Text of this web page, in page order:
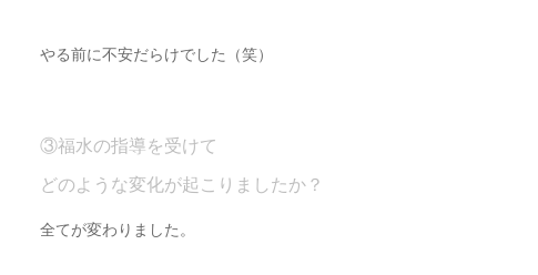
やる前に不安だらけでした（笑）
③福水の指導を受けて
どのような変化が起こりましたか？
全てが変わりました。